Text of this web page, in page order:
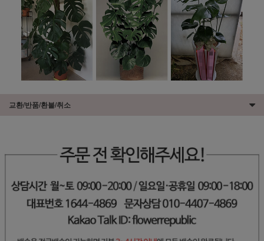
교환/반품/환불/취소